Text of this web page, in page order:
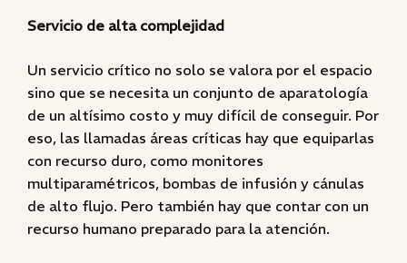
Servicio de alta complejidad
Un servicio crítico no solo se valora por el espacio
sino que se necesita un conjunto de aparatología
de un altísimo costo y muy difícil de conseguir. Por
eso, las llamadas áreas críticas hay que equiparlas
con recurso duro, como monitores
multiparamétricos, bombas de infusión y cánulas
de alto flujo. Pero también hay que contar con un
recurso humano preparado para la atención.